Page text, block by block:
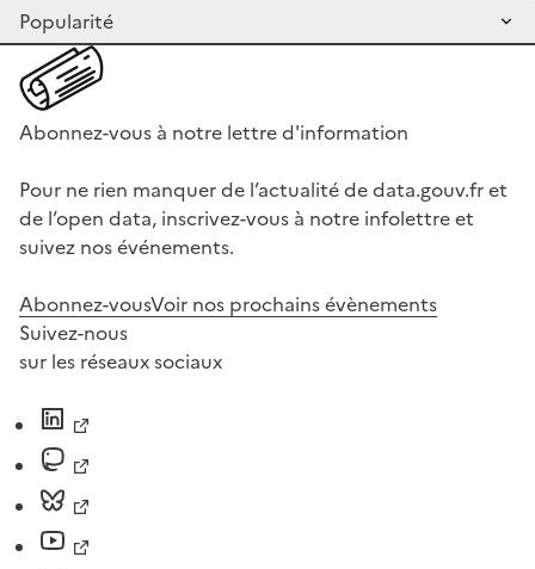
Abonnez-vous à notre lettre d'information
Pour ne rien manquer de l’actualité de data.gouv.fr et
de l’open data, inscrivez-vous à notre infolettre et
suivez nos événements.
Abonnez-vousVoir nos prochains évènements
Suivez-nous
sur les réseaux sociaux